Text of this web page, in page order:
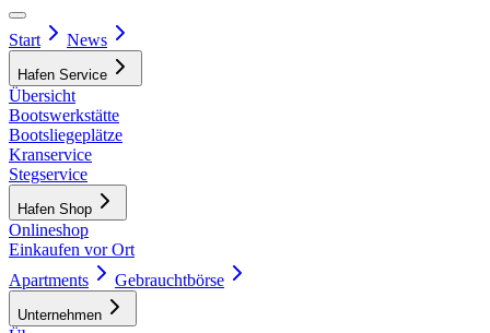
Start News
Hafen Service
Übersicht
Bootswerkstätte
Bootsliegeplätze
Kranservice
Stegservice
Hafen Shop
Onlineshop
Einkaufen vor Ort
Apartments
Gebrauchtbörse
Unternehmen